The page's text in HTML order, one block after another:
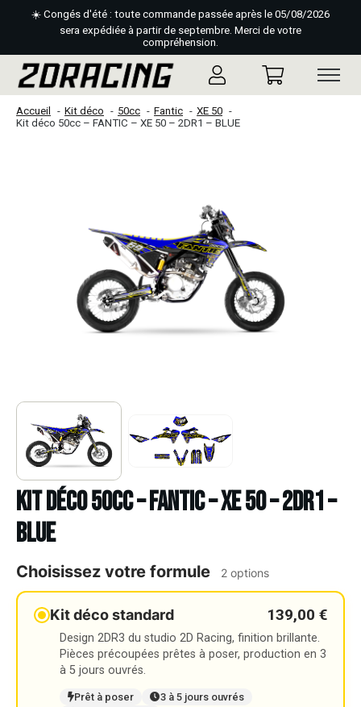
☀️ Congés d'été : toute commande passée après le 05/08/2026
sera expédiée à partir de septembre. Merci de votre
compréhension.
Accueil Kit déco 50cc Fantic
XE 50
Kit déco 50cc – FANTIC – XE 50 – 2DR1 – BLUE
Kit déco 50cc – FANTIC – XE 50 – 2DR1 –
BLUE
Choisissez votre formule 2 options
Kit déco standard 139,00 €
Design 2DR3 du studio 2D Racing, finition brillante.
Pièces précoupées prêtes à poser, production en 3
à 5 jours ouvrés.
Prêt à poser
3 à 5 jours ouvrés